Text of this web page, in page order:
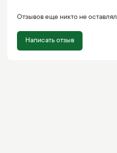
Отзывов еще никто не оставлял
Написать отзыв